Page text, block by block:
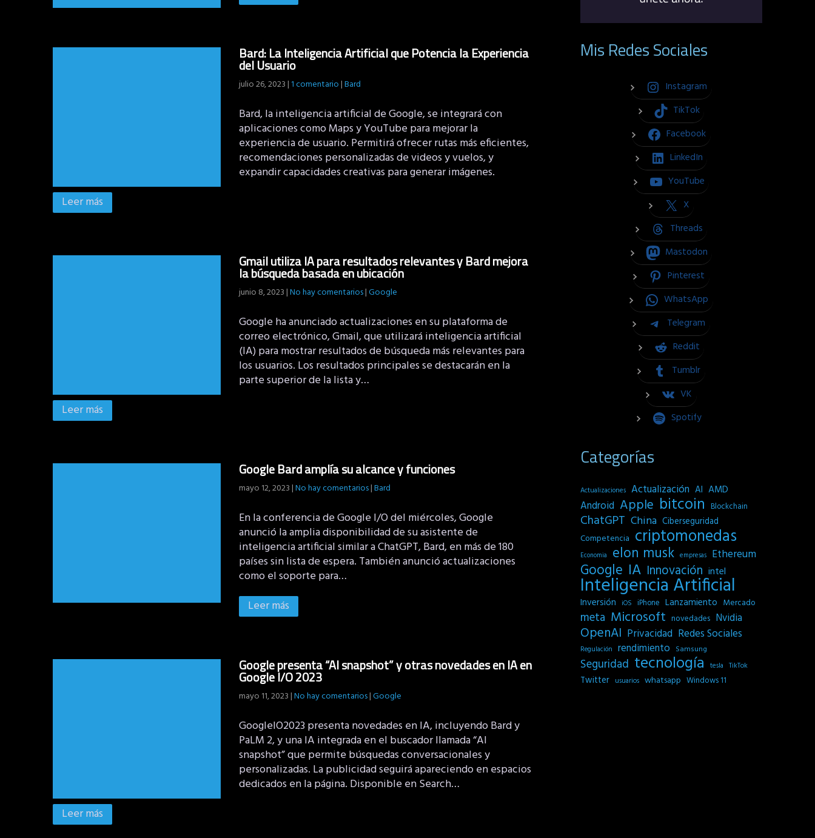
Bard: La Inteligencia Artificial que Potencia la Experiencia
del Usuario
julio 26, 2023|1 comentario|Bard
Bard, la inteligencia artificial de Google, se integrará con
aplicaciones como Maps y YouTube para mejorar la
experiencia de usuario. Permitirá ofrecer rutas más eficientes,
recomendaciones personalizadas de videos y vuelos, y
expandir capacidades creativas para generar imágenes.
Leer más
Gmail utiliza IA para resultados relevantes y Bard mejora
la búsqueda basada en ubicación
junio 8, 2023|No hay comentarios|Google
Google ha anunciado actualizaciones en su plataforma de
correo electrónico, Gmail, que utilizará inteligencia artificial
(IA) para mostrar resultados de búsqueda más relevantes para
los usuarios. Los resultados principales se destacarán en la
parte superior de la lista y…
Leer más
Google Bard amplía su alcance y funciones
mayo 12, 2023|No hay comentarios|Bard
En la conferencia de Google I/O del miércoles, Google
anunció la amplia disponibilidad de su asistente de
inteligencia artificial similar a ChatGPT, Bard, en más de 180
países sin lista de espera. También anunció actualizaciones
como el soporte para…
Leer más
Google presenta “AI snapshot” y otras novedades en IA en
Google I/O 2023
mayo 11, 2023|No hay comentarios|Google
GoogleIO2023 presenta novedades en IA, incluyendo Bard y
PaLM 2, y una IA integrada en el buscador llamada “AI
snapshot” que permite búsquedas conversacionales y
personalizadas. La publicidad seguirá apareciendo en espacios
dedicados en la página. Disponible en Search…
Leer más
Mis Redes Sociales
Instagram
TikTok
Facebook
LinkedIn
YouTube
X
Threads
Mastodon
Pinterest
WhatsApp
Telegram
Reddit
Tumblr
VK
Spotify
Categorías
Actualizaciones Actualización AI AMD
Android Apple bitcoin Blockchain
ChatGPT China Ciberseguridad
Competencia criptomonedas
Economia elon musk empresas Ethereum
Google IA Innovación intel
Inteligencia Artificial
Inversión iOS iPhone Lanzamiento Mercado
meta Microsoft novedades Nvidia
OpenAI Privacidad Redes Sociales
Regulación rendimiento Samsung
Seguridad tecnología tesla TikTok
Twitter usuarios whatsapp Windows 11